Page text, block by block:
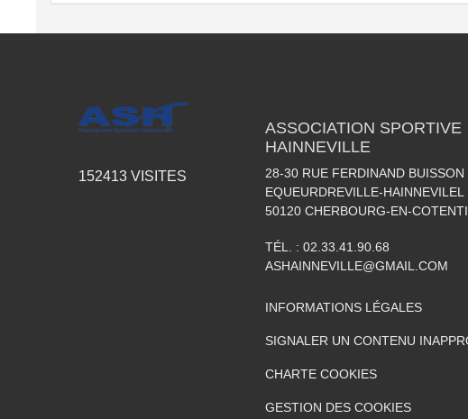
152413 VISITES
ASSOCIATION SPORTIVE
HAINNEVILLE
28-30 RUE FERDINAND BUISSON
EQUEURDREVILLE-HAINNEVILEL
50120 CHERBOURG-EN-
TÉL. : 02.33.41.90.68
ASHAINNEVILLE@GMAIL.COM
INFORMATIONS LÉGALES
SIGNALER UN CONTENU
CHARTE COOKIES
GESTION DES COOKIES